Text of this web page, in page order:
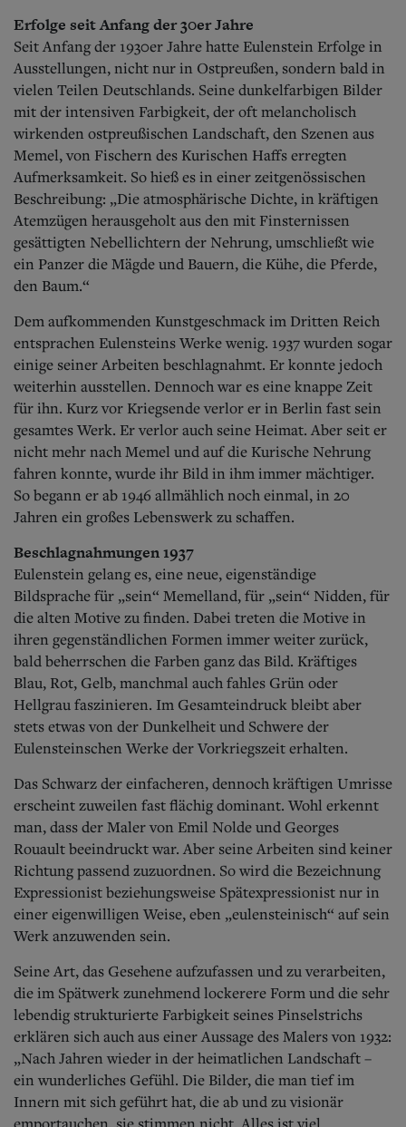
Erfolge seit Anfang der 30er Jahre
Seit Anfang der 1930er Jahre hatte Eulenstein Erfolge in
Ausstellungen, nicht nur in Ostpreußen, sondern bald in
vielen Teilen Deutschlands. Seine dunkelfarbigen Bilder
mit der intensiven Farbigkeit, der oft melancholisch
wirkenden ostpreußischen Landschaft, den Szenen aus
Memel, von Fischern des Kurischen Haffs erregten
Aufmerksamkeit. So hieß es in einer zeitgenössischen
Beschreibung: „Die atmosphärische Dichte, in kräftigen
Atemzügen herausgeholt aus den mit Finsternissen
gesättigten Nebellichtern der Nehrung, umschließt wie
ein Panzer die Mägde und Bauern, die Kühe, die Pferde,
den Baum.“
Dem aufkommenden Kunstgeschmack im Dritten Reich
entsprachen Eulensteins Werke wenig. 1937 wurden sogar
einige seiner Arbeiten beschlagnahmt. Er konnte jedoch
weiterhin ausstellen. Dennoch war es eine knappe Zeit
für ihn. Kurz vor Kriegsende verlor er in Berlin fast sein
gesamtes Werk. Er verlor auch seine Heimat. Aber seit er
nicht mehr nach Memel und auf die Kurische Nehrung
fahren konnte, wurde ihr Bild in ihm immer mächtiger.
So begann er ab 1946 allmählich noch einmal, in 20
Jahren ein großes Lebenswerk zu schaffen.
Beschlagnahmungen 1937
Eulenstein gelang es, eine neue, eigenständige
Bildsprache für „sein“ Memelland, für „sein“ Nidden, für
die alten Motive zu finden. Dabei treten die Motive in
ihren gegenständlichen Formen immer weiter zurück,
bald beherrschen die Farben ganz das Bild. Kräftiges
Blau, Rot, Gelb, manchmal auch fahles Grün oder
Hellgrau faszinieren. Im Gesamteindruck bleibt aber
stets etwas von der Dunkelheit und Schwere der
Eulensteinschen Werke der Vorkriegszeit erhalten.
Das Schwarz der einfacheren, dennoch kräftigen Umrisse
erscheint zuweilen fast flächig dominant. Wohl erkennt
man, dass der Maler von Emil Nolde und Georges
Rouault beeindruckt war. Aber seine Arbeiten sind keiner
Richtung passend zuzuordnen. So wird die Bezeichnung
Expressionist beziehungsweise Spätexpressionist nur in
einer eigenwilligen Weise, eben „eulensteinisch“ auf sein
Werk anzuwenden sein.
Seine Art, das Gesehene aufzufassen und zu verarbeiten,
die im Spätwerk zunehmend lockerere Form und die sehr
lebendig strukturierte Farbigkeit seines Pinselstrichs
erklären sich auch aus einer Aussage des Malers von 1932:
„Nach Jahren wieder in der heimatlichen Landschaft –
ein wunderliches Gefühl. Die Bilder, die man tief im
Innern mit sich geführt hat, die ab und zu visionär